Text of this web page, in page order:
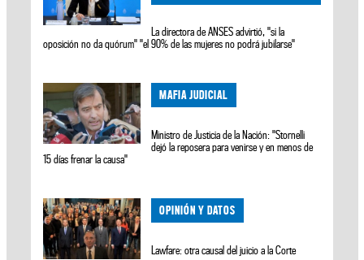
La directora de ANSES advirtió, "si la
oposición no da quórum" "el 90% de las mujeres no podrá jubilarse"
MAFIA JUDICIAL
Ministro de Justicia de la Nación: "Stornelli
dejó la reposera para venirse y en menos de
15 días frenar la causa"
OPINIÓN Y DATOS
Lawfare: otra causal del juicio a la Corte